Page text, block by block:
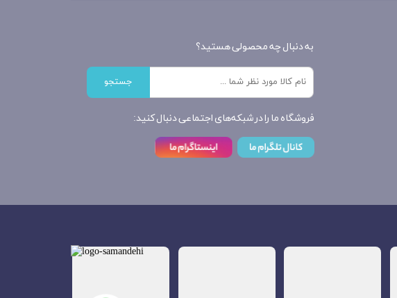
به دنبال چه محصولی هستید؟
جستجو
فروشگاه ما را در شبکه‌های اجتماعی دنبال کنید: